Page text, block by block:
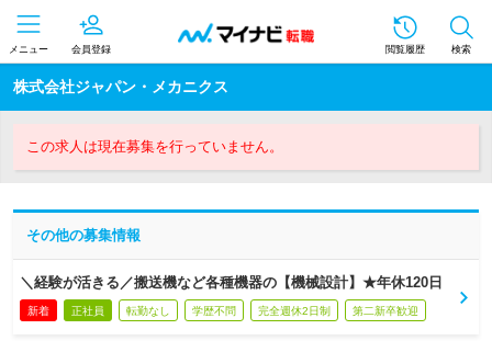
メニュー 会員登録 閲覧履歴 検索
株式会社ジャパン・メカニクス
この求人は現在募集を行っていません。
その他の募集情報
＼経験が活きる／搬送機など各種機器の【機械設計】★年休120日
新着 正社員 転勤なし 学歴不問 完全週休2日制 第二新卒歓迎